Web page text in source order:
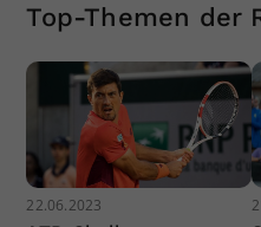
Top-Themen der
22.06.2023